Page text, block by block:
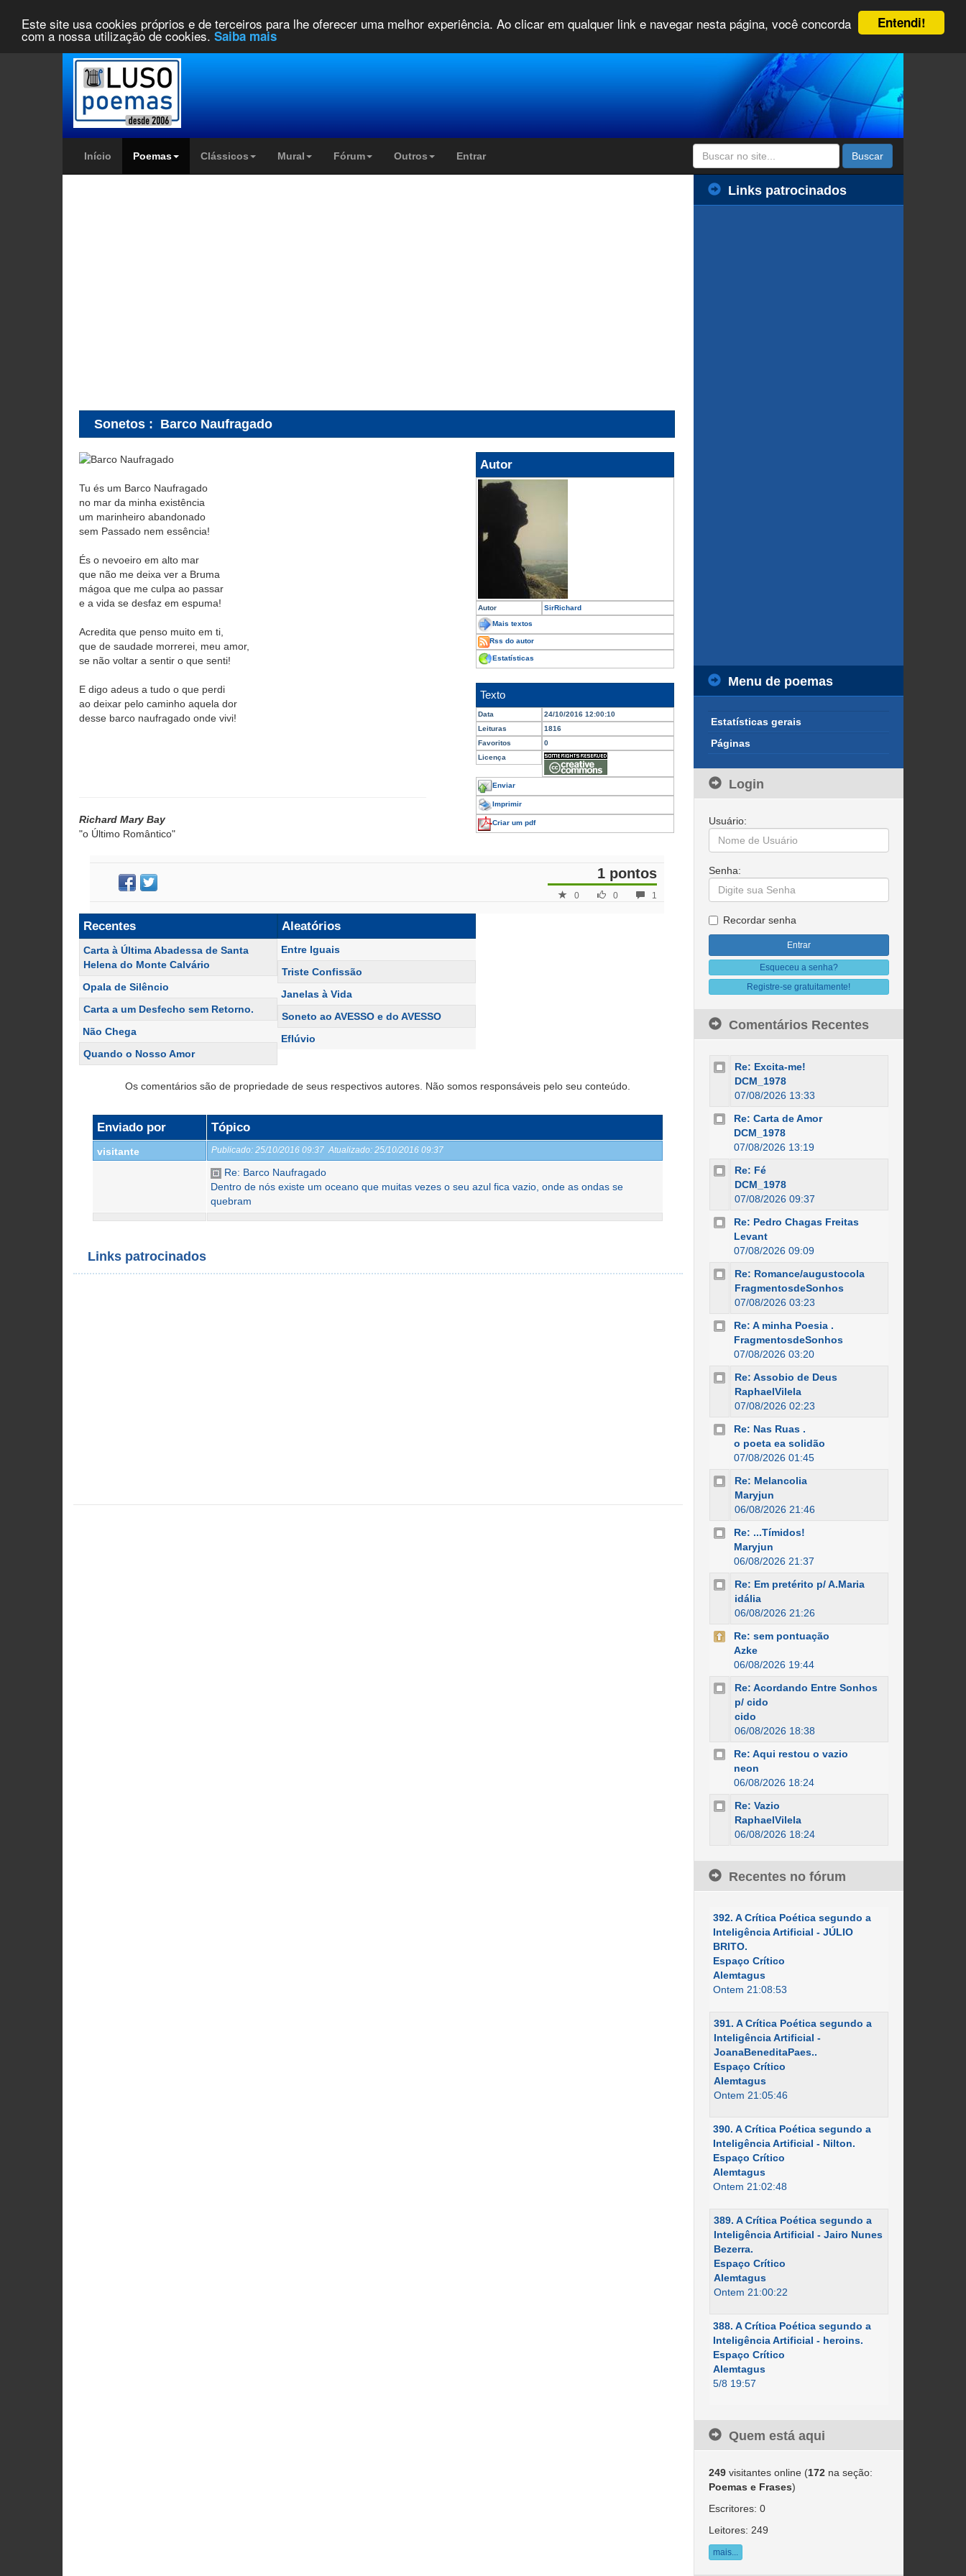
Entendi!
Este site usa cookies próprios e de terceiros para lhe oferecer uma melhor experiência. Ao clicar em qualquer link e navegar nesta página, você concorda
com a nossa utilização de cookies. Saiba mais
Início Poemas Clássicos Mural Fórum Outros Entrar Buscar
Sonetos : Barco Naufragado
Tu és um Barco Naufragado
no mar da minha existência
um marinheiro abandonado
sem Passado nem essência!
És o nevoeiro em alto mar
que não me deixa ver a Bruma
mágoa que me culpa ao passar
e a vida se desfaz em espuma!
Acredita que penso muito em ti,
que de saudade morrerei, meu amor,
se não voltar a sentir o que senti!
E digo adeus a tudo o que perdi
ao deixar pelo caminho aquela dor
desse barco naufragado onde vivi!
Richard Mary Bay
"o Último Romântico"
Autor
Autor SirRichard
Mais textos
Rss do autor
Estatísticas
Texto
Data
24/10/2016 12:00:10
Leituras
1816
Favoritos
0
Licença
Enviar
Imprimir
Criar um pdf
1 pontos
1
0
0
Recentes
Carta à Última Abadessa de Santa
Helena do Monte Calvário
Opala de Silêncio
Carta a um Desfecho sem Retorno.
Não Chega
Quando o Nosso Amor
Aleatórios
Entre Iguais
Triste Confissão
Janelas à Vida
Soneto ao AVESSO e do AVESSO
Eflúvio
Os comentários são de propriedade de seus respectivos autores. Não somos responsáveis pelo seu conteúdo.
Enviado por Tópico
visitante Publicado: 25/10/2016 09:37 Atualizado: 25/10/2016 09:37
Re: Barco Naufragado
Dentro de nós existe um oceano que muitas vezes o seu azul fica vazio, onde as ondas se
quebram
Links patrocinados
Links patrocinados
Menu de poemas
Estatísticas gerais
Páginas
Login
Usuário:
Senha:
Recordar senha
Esqueceu a senha?
Registre-se gratuitamente!
Comentários Recentes
Re: Excita-me!
DCM_1978
07/08/2026 13:33
Re: Carta de Amor
DCM_1978
07/08/2026 13:19
Re: Fé
DCM_1978
07/08/2026 09:37
Re: Pedro Chagas Freitas
Levant
07/08/2026 09:09
Re: Romance/augustocola
FragmentosdeSonhos
07/08/2026 03:23
Re: A minha Poesia .
FragmentosdeSonhos
07/08/2026 03:20
Re: Assobio de Deus
RaphaelVilela
07/08/2026 02:23
Re: Nas Ruas .
o poeta ea solidão
07/08/2026 01:45
Re: Melancolia
Maryjun
06/08/2026 21:46
Re: ...Tímidos!
Maryjun
06/08/2026 21:37
Re: Em pretérito p/ A.Maria
idália
06/08/2026 21:26
Re: sem pontuação
Azke
06/08/2026 19:44
Re: Acordando Entre Sonhos
p/ cido
cido
06/08/2026 18:38
Re: Aqui restou o vazio
neon
06/08/2026 18:24
Re: Vazio
RaphaelVilela
06/08/2026 18:24
Recentes no fórum
392. A Crítica Poética segundo a
Inteligência Artificial - JÚLIO
BRITO.
Espaço Crítico
Alemtagus
Ontem 21:08:53
391. A Crítica Poética segundo a
Inteligência Artificial -
JoanaBeneditaPaes..
Espaço Crítico
Alemtagus
Ontem 21:05:46
390. A Crítica Poética segundo a
Inteligência Artificial - Nilton.
Espaço Crítico
Alemtagus
Ontem 21:02:48
389. A Crítica Poética segundo a
Inteligência Artificial - Jairo Nunes
Bezerra.
Espaço Crítico
Alemtagus
Ontem 21:00:22
388. A Crítica Poética segundo a
Inteligência Artificial - heroins.
Espaço Crítico
Alemtagus
5/8 19:57
Quem está aqui
249visitantes online (172na seção:
Poemas e Frases)
Escritores: 0
Leitores: 249
mais...